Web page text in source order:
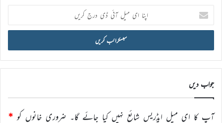
اپنا
ای
میل
ڈی
درج
کریں
جواب دیں
آپ کا ای میل ایڈریس شائع نہیں کیا جائے گا۔ ضروری خانوں کو *